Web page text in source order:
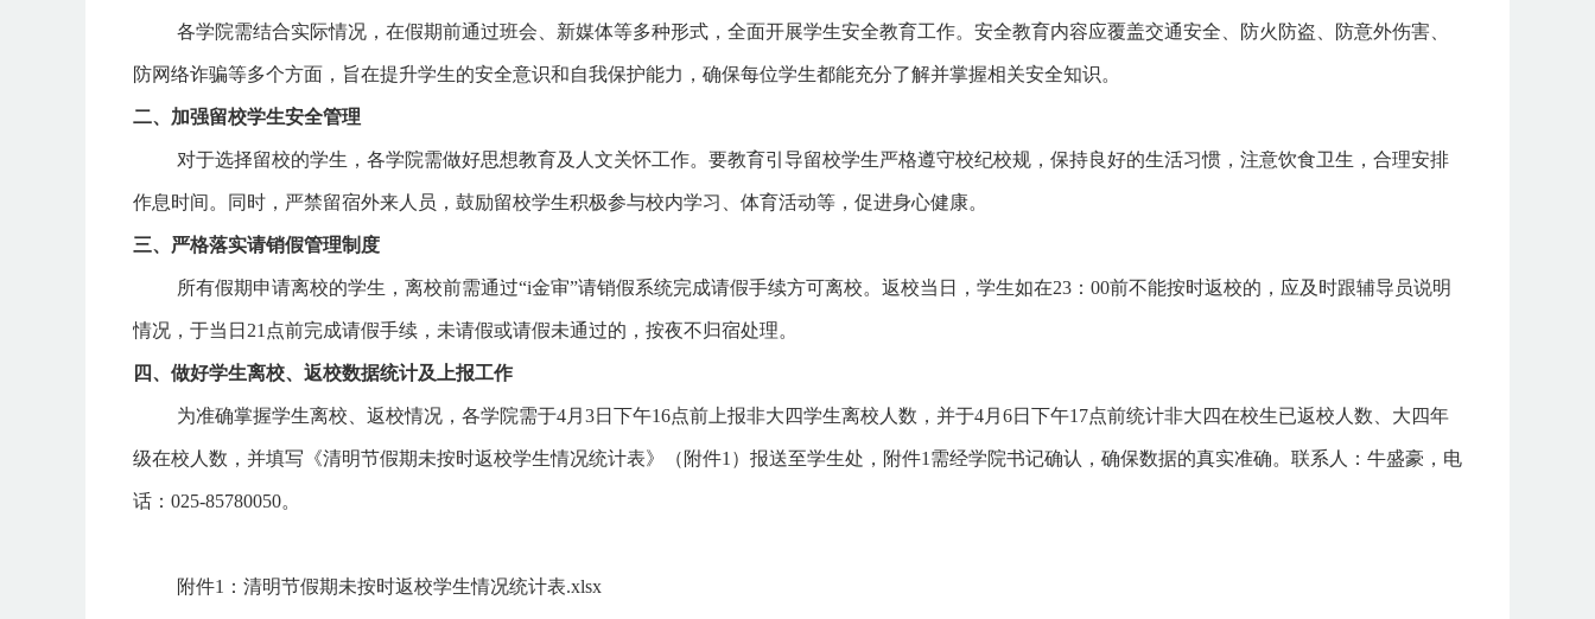
各学院需结合实际情况，在假期前通过班会、新媒体等多种形式，全面开展学生安全教育工作。安全教育内容应覆盖交通安全、防火防盗、防意外伤害、
防网络诈骗等多个方面，旨在提升学生的安全意识和自我保护能力，确保每位学生都能充分了解并掌握相关安全知识。
二、加强留校学生安全管理
对于选择留校的学生，各学院需做好思想教育及人文关怀工作。要教育引导留校学生严格遵守校纪校规，保持良好的生活习惯，注意饮食卫生，合理安排
作息时间。同时，严禁留宿外来人员，鼓励留校学生积极参与校内学习、体育活动等，促进身心健康。
三、严格落实请销假管理制度
所有假期申请离校的学生，离校前需通过“i金审”请销假系统完成请假手续方可离校。返校当日，学生如在23：00前不能按时返校的，应及时跟辅导员说明
情况，于当日21点前完成请假手续，未请假或请假未通过的，按夜不归宿处理。
四、做好学生离校、返校数据统计及上报工作
为准确掌握学生离校、返校情况，各学院需于4月3日下午16点前上报非大四学生离校人数，并于4月6日下午17点前统计非大四在校生已返校人数、大四年
级在校人数，并填写《清明节假期未按时返校学生情况统计表》（附件1）报送至学生处，附件1 需经学院书记确认 ，确保数据的真实准确。联系人：牛盛豪，电
话： 025-85780050。
附件1：清明节假期未按时返校学生情况统计表.xlsx